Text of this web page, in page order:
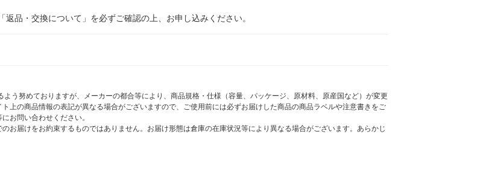
返品・交換について」を必ずご確認の上、お申し込みください。
う努めておりますが、メーカーの都合等により、商品規格・仕様（容量、パッケージ、原材料、原産国など）が変更
上の商品情報の表記が異なる場合がございますので、ご使用前には必ずお届けした商品の商品ラベルや注意書きをご
お問い合わせください。
お届けをお約束するものではありません。お届け形態は倉庫の在庫状況等により異なる場合がございます。あらかじ